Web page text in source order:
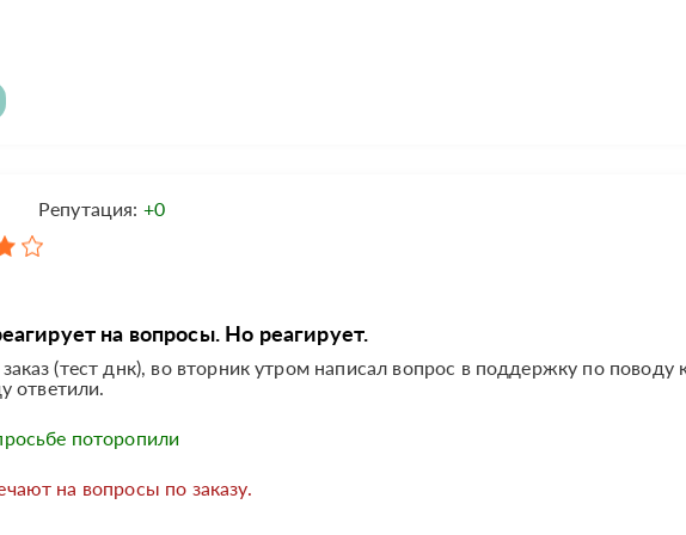
Репутация: +0
на вопросы. Но реагирует.
(тест днк), во вторник утром написал вопрос в поддержку по поводу
ответили.
поторопили
на вопросы по заказу.